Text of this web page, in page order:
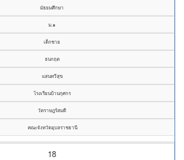
มัธยมศึกษา
ม.๑
เด็กชาย
ธนกฤต
แสนทวีสุข
โรงเรียนบ้านกุศกร
วัดราษฎร์สมดี
คณะจังหวัดอุบลราชธานี
18